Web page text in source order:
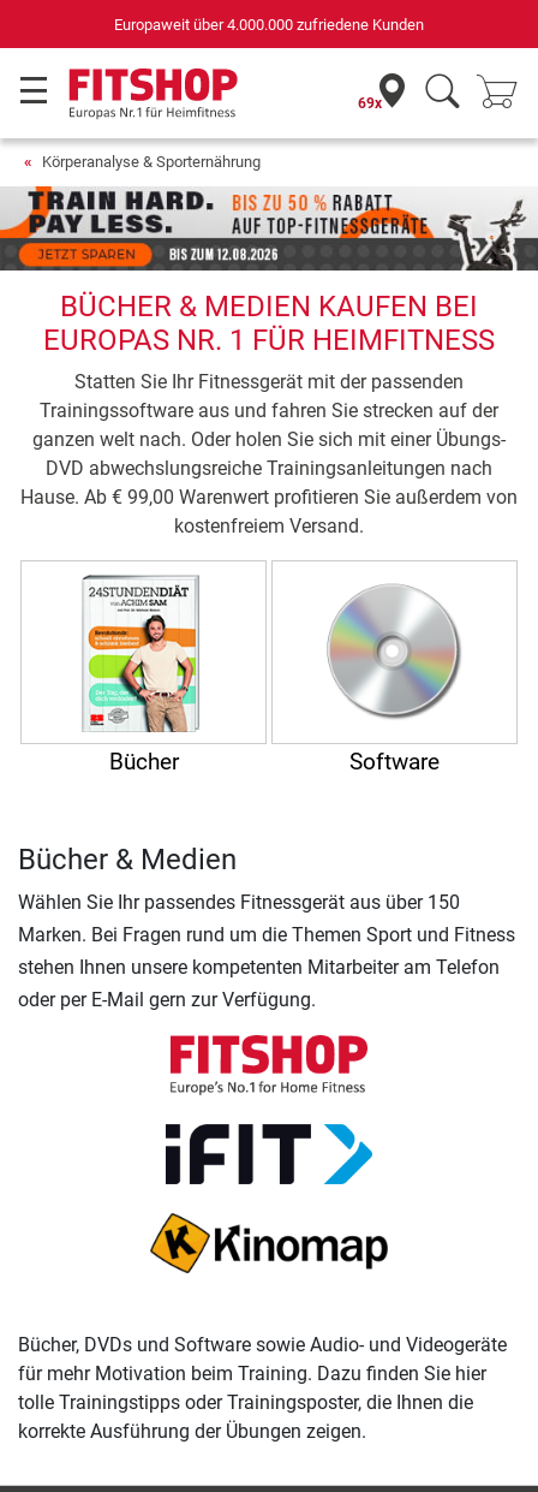
Europaweit über 4.000.000 zufriedene Kunden
69x
Körperanalyse & Sporternährung
BÜCHER & MEDIEN KAUFEN BEI
EUROPAS NR. 1 FÜR HEIMFITNESS
Statten Sie Ihr Fitnessgerät mit der passenden
Trainingssoftware aus und fahren Sie strecken auf der
ganzen welt nach. Oder holen Sie sich mit einer Übungs-
DVD abwechslungsreiche Trainingsanleitungen nach
Hause. Ab € 99,00 Warenwert profitieren Sie außerdem von
kostenfreiem Versand.
Bücher Software
Bücher & Medien
Wählen Sie Ihr passendes Fitnessgerät aus über 150
Marken. Bei Fragen rund um die Themen Sport und Fitness
stehen Ihnen unsere kompetenten Mitarbeiter am Telefon
oder per E-Mail gern zur Verfügung.
Bücher, DVDs und Software sowie Audio- und Videogeräte
für mehr Motivation beim Training. Dazu finden Sie hier
tolle Trainingstipps oder Trainingsposter, die Ihnen die
korrekte Ausführung der Übungen zeigen.